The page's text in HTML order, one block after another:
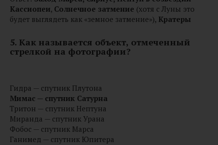
Кассиопеи, Солнечное затмение (хотя с Луны это
будет выглядеть как «земное затмение»), Кратеры
5. Как называется объект, отмеченный
стрелкой на фотографии?
Гидра — спутник Плутона
Мимас — спутник Сатурна
Тритон — спутник Нептуна
Миранда — спутник Урана
Фобос — спутник Марса
Ганимед — спутник Юпитера